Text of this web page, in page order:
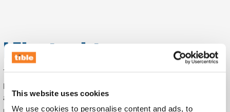
This website uses cookies
We use cookies to personalise content and ads, to
Lähestymistapa
Tible kehitti yhteistyössä TSD:n (WinTreen kehittäjä,
puutarhatalouden johtava ERP-järjestelmä) kanssa HAWK-
alustaan perustuvan tapahtumakohtaisen sovelluksen. Tämä